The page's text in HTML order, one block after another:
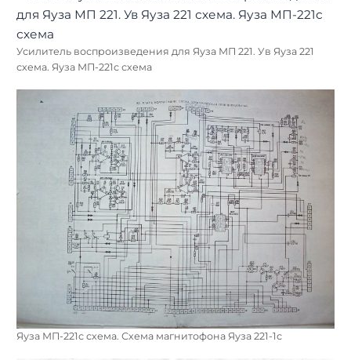
Усилитель воспроизведения для Яуза МП 221. Ув Яуза 221
схема. Яуза МП-221с схема
Яуза МП-221с схема. Схема магнитофона Яуза 221-1с